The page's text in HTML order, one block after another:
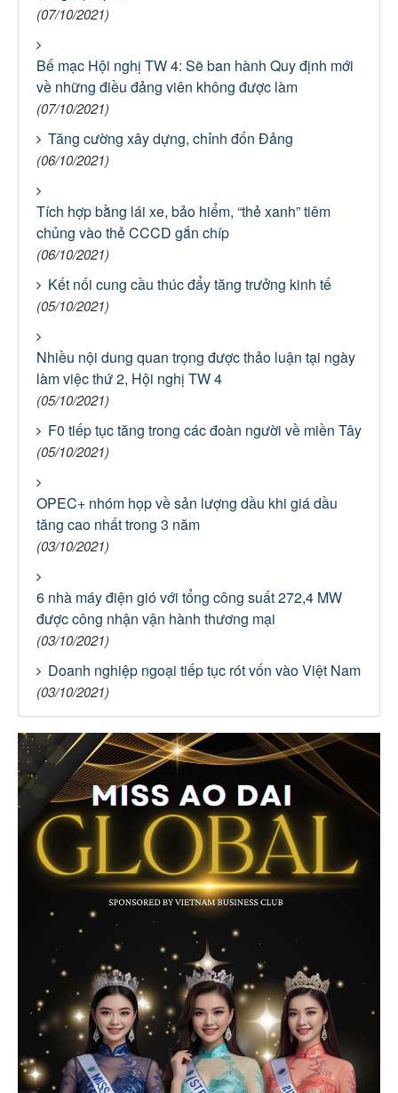
(07/10/2021)
Bế mạc Hội nghị TW 4: Sẽ ban hành Quy định mới
về những điều đảng viên không được làm
(07/10/2021)
Tăng cường xây dựng, chỉnh đốn Đảng
(06/10/2021)
Tích hợp bằng lái xe, bảo hiểm, “thẻ xanh” tiêm
chủng vào thẻ CCCD gắn chíp
(06/10/2021)
Kết nối cung cầu thúc đẩy tăng trưởng kinh tế
(05/10/2021)
Nhiều nội dung quan trọng được thảo luận tại ngày
làm việc thứ 2, Hội nghị TW 4
(05/10/2021)
F0 tiếp tục tăng trong các đoàn người về miền Tây
(05/10/2021)
OPEC+ nhóm họp về sản lượng dầu khi giá dầu
tăng cao nhất trong 3 năm
(03/10/2021)
6 nhà máy điện gió với tổng công suất 272,4 MW
được công nhận vận hành thương mại
(03/10/2021)
Doanh nghiệp ngoại tiếp tục rót vốn vào Việt Nam
(03/10/2021)